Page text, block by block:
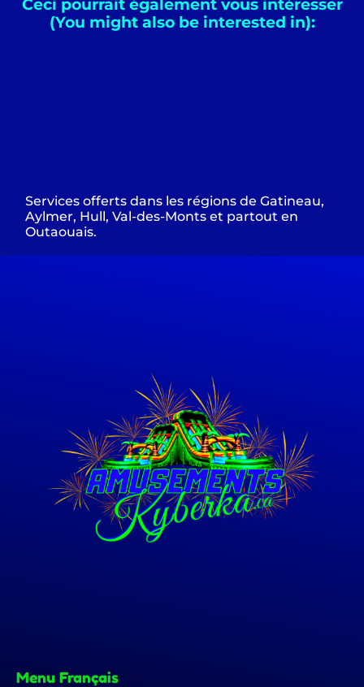
Ceci pourrait également vous intéresser
(You might also be interested in):
Services offerts dans les régions de Gatineau,
Aylmer, Hull, Val-des-Monts et partout en
Outaouais.
Menu Français